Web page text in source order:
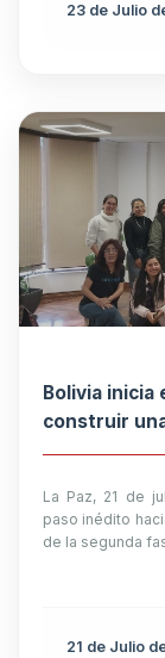
23 de Julio
Bolivia inicia
construir
La Paz, 21 de
paso inédito
de la segunda
21 de Julio